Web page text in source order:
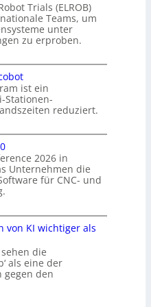
Trials (ELROB)
Teams, um
unter
zu erproben.
ist ein
Stationen-
reduziert.
2026 in
Unternehmen die
für CNC- und
von KI wichtiger als
die
als eine der
gegen den